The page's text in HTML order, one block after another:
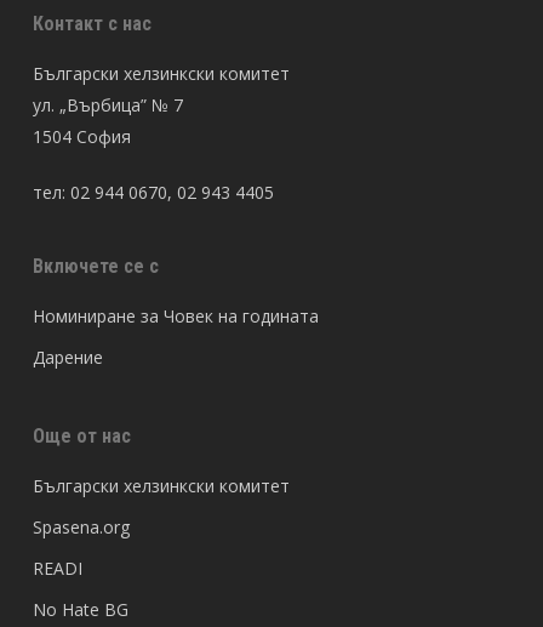
Контакт с нас
Български хелзинкски комитет
ул. „Върбица” № 7
1504 София
тел: 02 944 0670, 02 943 4405
Включете се с
Номиниране за Човек на годината
Дарение
Още от нас
Български хелзинкски комитет
Spasena.org
READI
No Hate BG